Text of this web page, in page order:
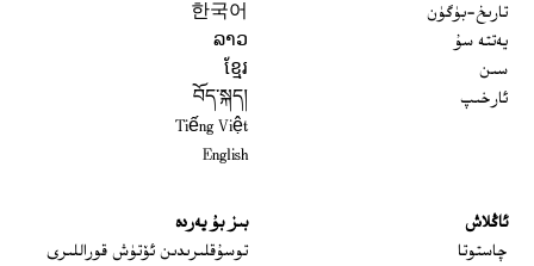
تارىخ-بۈگۈن
يەتتە سۇ
سىن
ئارخىپ
한국어
ລາວ
ខ្មែរ
བོད་སྐད།
Tiếng Việt
English
ئاڭلاش
چاستوتا
بىز بۇ يەردە
توسۇقلىرىدىن ئۆتۈش قوراللىرى